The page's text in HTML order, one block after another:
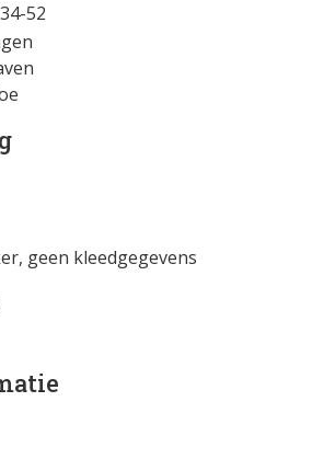
52
geen kleedgegevens